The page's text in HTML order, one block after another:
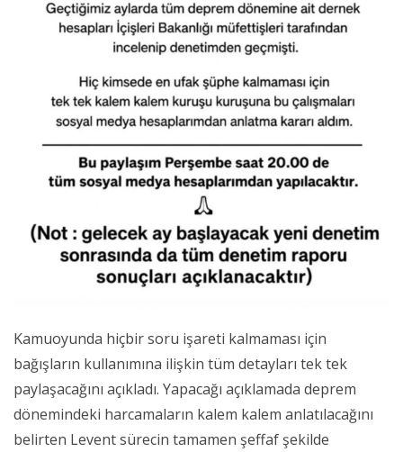
Kamuoyunda hiçbir soru işareti kalmaması için
bağışların kullanımına ilişkin tüm detayları tek tek
paylaşacağını açıkladı. Yapacağı açıklamada deprem
dönemindeki harcamaların kalem kalem anlatılacağını
belirten Levent sürecin tamamen şeffaf şekilde